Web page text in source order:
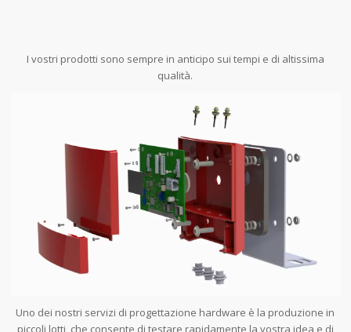
I vostri prodotti sono sempre in anticipo sui tempi e di altissima
qualità.
Uno dei nostri servizi di progettazione hardware è la produzione in
piccoli lotti, che consente di testare rapidamente la vostra idea e di